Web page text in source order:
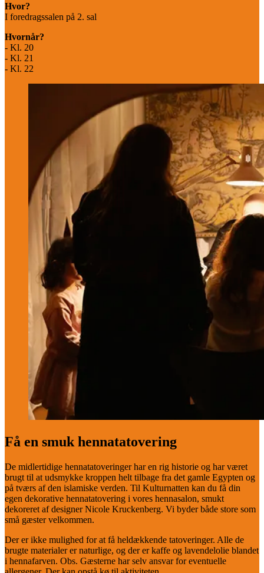
Hvor?
I foredragssalen på 2. sal
Hvornår?
- Kl. 20
- Kl. 21
- Kl. 22
Få en smuk hennatatovering
De midlertidige hennatatoveringer har en rig historie og har været
brugt til at udsmykke kroppen helt tilbage fra det gamle Egypten og
på tværs af den islamiske verden. Til Kulturnatten kan du få din
egen dekorative hennatatovering i vores hennasalon, smukt
dekoreret af designer Nicole Kruckenberg. Vi byder både store som
små gæster velkommen.
Der er ikke mulighed for at få heldækkende tatoveringer. Alle de
brugte materialer er naturlige, og der er kaffe og lavendelolie blandet
i hennafarven. Obs. Gæsterne har selv ansvar for eventuelle